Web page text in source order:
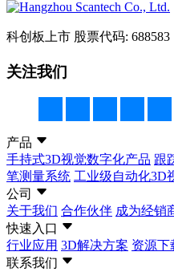
科创板上市 股票代码: 688583
关注我们
产品
手持式3D视觉数字化产品 跟
笔测量系统 工业级自动化3D
公司
关于我们 合作伙伴 成为经销
快速入口
行业应用 3D解决方案 资源下
联系我们